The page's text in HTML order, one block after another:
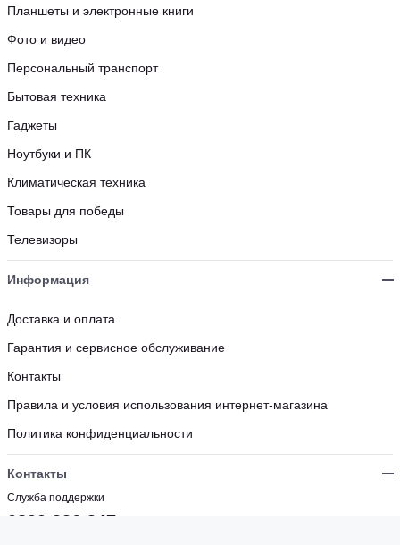
Планшеты и электронные книги
Фото и видео
Персональный транспорт
Бытовая техника
Гаджеты
Ноутбуки и ПК
Климатическая техника
Товары для победы
Телевизоры
Информация
Доставка и оплата
Гарантия и сервисное обслуживание
Контакты
Правила и условия использования интернет-магазина
Политика конфиденциальности
Контакты
Служба поддержки
0800 336 347